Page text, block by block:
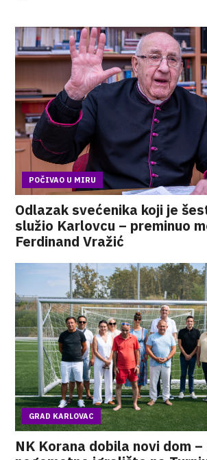
POČIVAO U MIRU
Odlazak svećenika koji je
služio Karlovcu – preminuo
Ferdinand Vražić
GRAD KARLOVAC
NK Korana dobila novi dom –